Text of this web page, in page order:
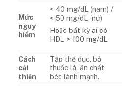
Mức
nguy
hiểm
< 40 mg/dL (nam) /
< 50 mg/dL (nữ)
Hoặc bất kỳ ai có
HDL > 100 mg/dL
Cách
cải
thiện
Tập thể dục, bỏ
thuốc lá, ăn chất
béo lành mạnh.